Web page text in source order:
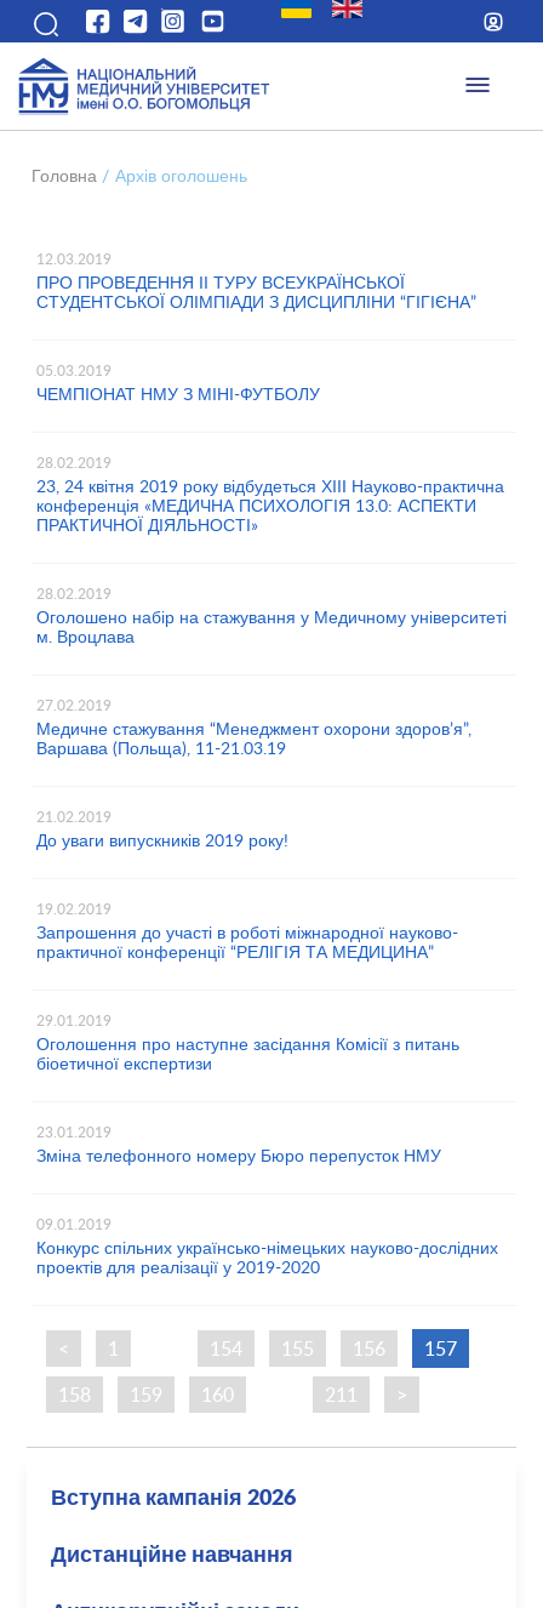
Головна / Архів оголошень
12.03.2019
ПРО ПРОВЕДЕННЯ ІІ ТУРУ ВСЕУКРАЇНСЬКОЇ
СТУДЕНТСЬКОЇ ОЛІМПІАДИ З ДИСЦИПЛІНИ “ГІГІЄНА”
05.03.2019
ЧЕМПІОНАТ НМУ З МІНІ-ФУТБОЛУ
28.02.2019
23, 24 квітня 2019 року відбудеться ХІІI Науково-практична
конференція «МЕДИЧНА ПСИХОЛОГІЯ 13.0: АСПЕКТИ
ПРАКТИЧНОЇ ДІЯЛЬНОСТІ»
28.02.2019
Оголошено набір на стажування у Медичному університеті
м. Вроцлава
27.02.2019
Медичне стажування “Менеджмент охорони здоров’я”,
Варшава (Польща), 11-21.03.19
21.02.2019
До уваги випускників 2019 року!
19.02.2019
Запрошення до участі в роботі міжнародної науково-
практичної конференції “РЕЛІГІЯ ТА МЕДИЦИНА”
29.01.2019
Оголошення про наступне засідання Комісії з питань
біоетичної експертизи
23.01.2019
Зміна телефонного номеру Бюро перепусток НМУ
09.01.2019
Конкурс спільних українсько-німецьких науково-дослідних
проектів для реалізації у 2019-2020
< 1 154 155 156
157
158
159 160 211 >
Вступна кампанія 2026
Дистанційне навчання